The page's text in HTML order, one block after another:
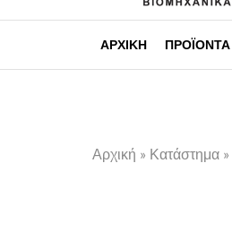
ΑΡΧΙΚΗ ΠΡΟΪΟΝΤΑ
Αρχική » Κατάστημα »